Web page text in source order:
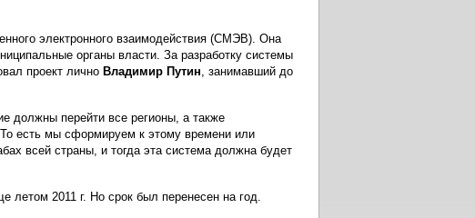
электронного взаимодействия (СМЭВ). Она
органы власти. За разработку системы
проект лично Владимир Путин, занимавший до
должны перейти все регионы, а также
есть мы сформируем к этому времени или
всей страны, и тогда эта система должна будет
летом 2011 г. Но срок был перенесен на год.